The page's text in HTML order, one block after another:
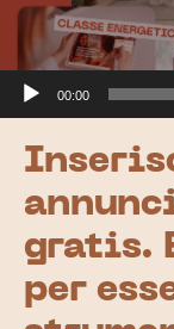
00:00
gratis.
per